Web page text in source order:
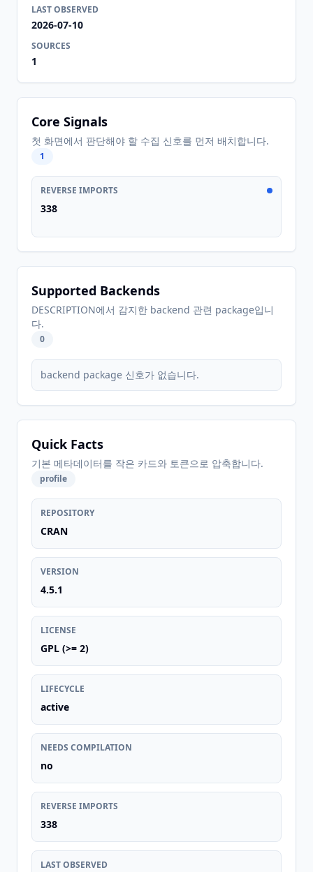
LAST OBSERVED
2026-07-10
SOURCES
1
Core Signals
첫 화면에서 판단해야 할 수집 신호를 먼저 배치합니다.
1
REVERSE IMPORTS
338
Supported Backends
DESCRIPTION에서 감지한 backend 관련 package입니
다.
0
backend package 신호가 없습니다.
Quick Facts
기본 메타데이터를 작은 카드와 토큰으로 압축합니다.
profile
REPOSITORY
CRAN
VERSION
4.5.1
LICENSE
GPL (>= 2)
LIFECYCLE
active
NEEDS COMPILATION
no
REVERSE IMPORTS
338
LAST OBSERVED